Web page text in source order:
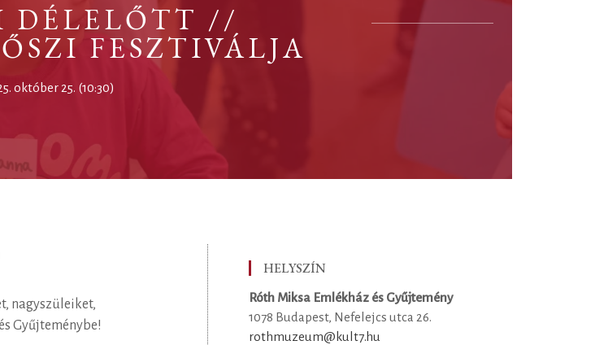
DÉLELŐTT //
FESZTIVÁLJA
október 25. (10:30)
nagyszüleiket,
Gyűjteménybe!
HELYSZÍN
Róth Miksa Emlékház és Gyűjtemény
1078 Budapest, Nefelejcs utca 26.
rothmuzeum@kult7.hu